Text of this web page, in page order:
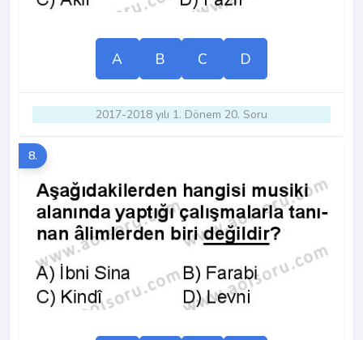
A B C D
2017-2018 yılı 1. Dönem 20. Soru
8.